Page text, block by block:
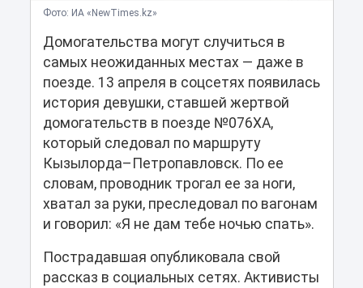
Фото: ИА «NewTimes.kz»
Домогательства могут случиться в
самых неожиданных местах — даже в
поезде. 13 апреля в соцсетях появилась
история девушки, ставшей жертвой
домогательств в поезде №076ХА,
который следовал по маршруту
Кызылорда–Петропавловск. По ее
словам, проводник трогал ее за ноги,
хватал за руки, преследовал по вагонам
и говорил: «Я не дам тебе ночью спать».
Пострадавшая опубликовала свой
рассказ в социальных сетях. Активисты